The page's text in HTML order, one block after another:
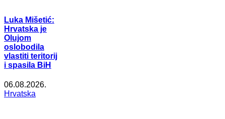
Luka Mišetić:
Hrvatska je
Olujom
oslobodila
vlastiti teritorij
i spasila BiH
06.08.2026.
Hrvatska